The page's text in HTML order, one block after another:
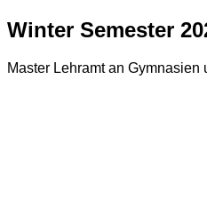
Winter Semester
Master Lehramt an